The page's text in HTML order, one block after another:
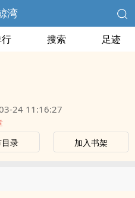
湾
搜索 足迹
24 11:16:27
录 加入书架